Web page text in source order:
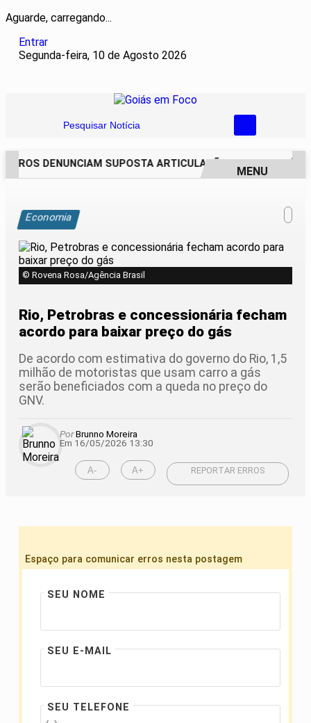
Aguarde, carregando...
Entrar
Segunda-feira, 10 de Agosto 2026
Pesquisar Notícia
DENUNCIAM SUPOSTA ARTICULAÇÃO PARA INVASÕES
MENU
Economia
© Rovena Rosa/Agência Brasil
Rio, Petrobras e concessionária fecham
acordo para baixar preço do gás
De acordo com estimativa do governo do Rio, 1,5
milhão de motoristas que usam carro a gás
serão beneficiados com a queda no preço do
GNV.
PorBrunno Moreira
Em 16/05/2026 13:30
A- A+ REPORTAR ERROS
Espaço para comunicar erros nesta postagem
SEU NOME
SEU E-MAIL
SEU TELEFONE